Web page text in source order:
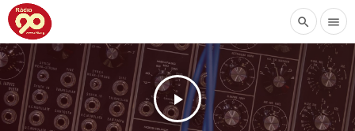
search menu
play_arrow